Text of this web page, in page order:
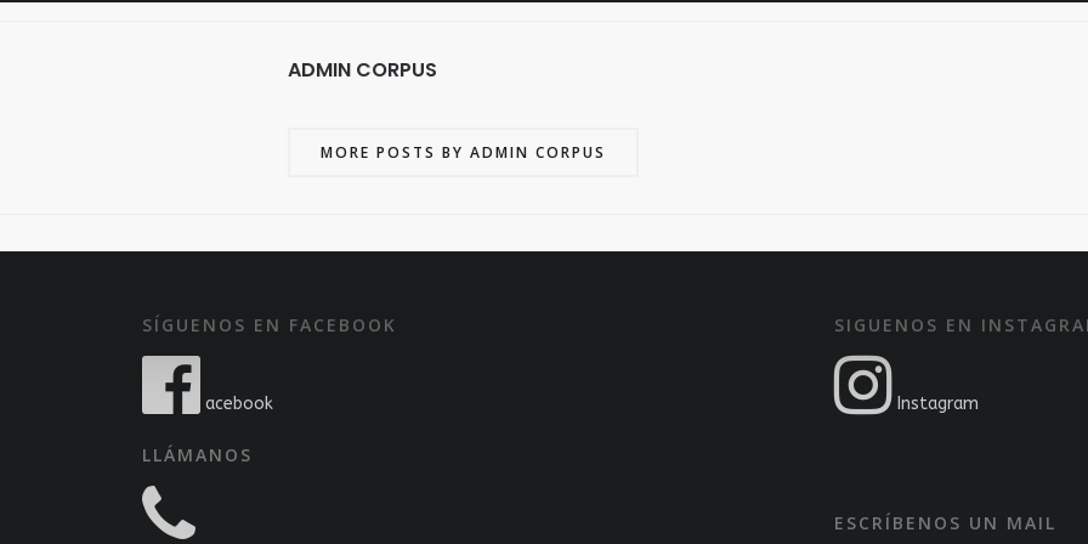
ADMIN CORPUS
MORE POSTS BY ADMIN CORPUS
SÍGUENOS EN FACEBOOK
acebook
LLÁMANOS
SIGUENOS EN
Instagram
ESCRÍBENOS UN MAIL